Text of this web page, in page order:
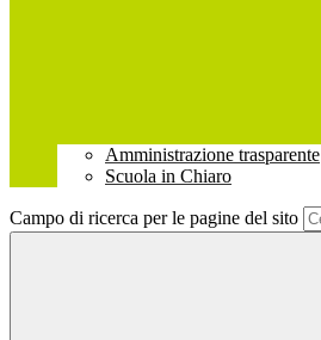
Amministrazione trasparente
Scuola in Chiaro
Campo di ricerca per le pagine del sito